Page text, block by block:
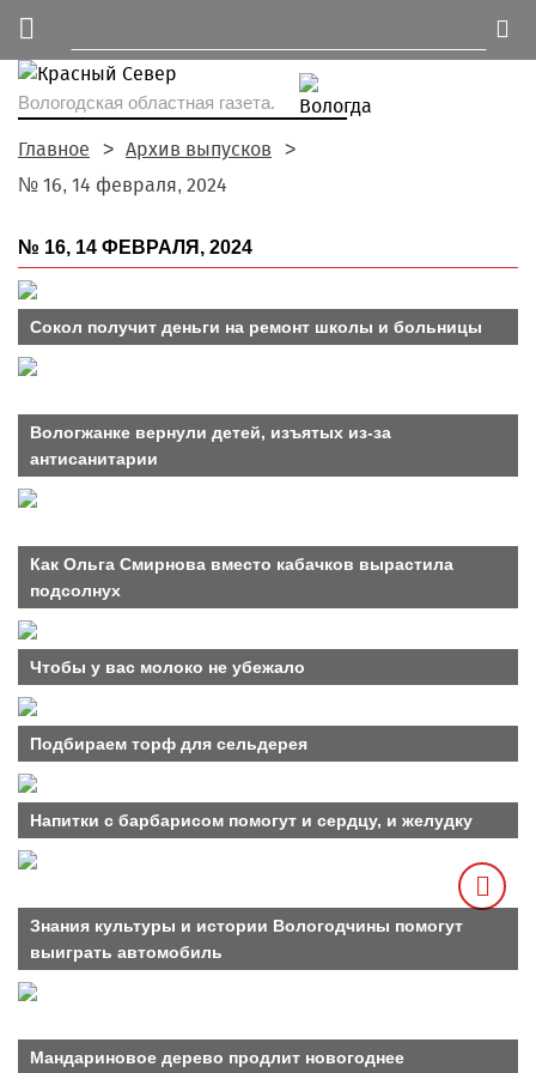
Вологодская областная газета.
Главное
Архив выпусков
№ 16, 14 февраля, 2024
№ 16, 14 ФЕВРАЛЯ, 2024
Сокол получит деньги на ремонт школы и больницы
Вологжанке вернули детей, изъятых из-за
антисанитарии
Как Ольга Смирнова вместо кабачков вырастила
подсолнух
Чтобы у вас молоко не убежало
Подбираем торф для сельдерея
Напитки с барбарисом помогут и сердцу, и желудку
Знания культуры и истории Вологодчины помогут
выиграть автомобиль
Мандариновое дерево продлит новогоднее